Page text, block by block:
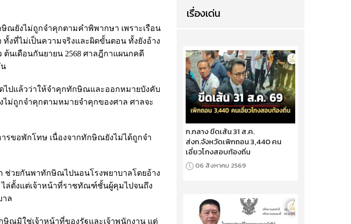
ณยังไม่ถูกจำคุกตามคำพิพากษา เพราะเรือน
งที่ไม่เป็นความจริงและผิดขั้นตอน ทั้งยังอ้าง
นเดือนกันยายน 2568 ศาลฎีกาแผนกคดี
ไปแล้วว่าให้จำคุกทักษิณและออกหมายบังคับ
ม่ถูกจำคุกตามหมายจำคุกของศาล ศาลจะ
รขอพักโทษ เนื่องจากทักษิณยังไม่ได้ถูกจำ
ช่วยกันพาทักษิณไปนอนโรงพยาบาลโดยอ้าง
ล่ตั้งแต่เจ้าหน้าที่ราชทัณฑ์ชั้นผู้คุมไปจนถึง
าล
ณมิใช่เจ้าหน้าที่ของรัฐและเจ้าพนักงาน แต่
เรื่องเด่น
ก.กลาง ขีดเส้น 31 ส.ค.
ส่งก.จังหวัดเพิกถอน 3,440 คน
เอี่ยวโกงสอบท้องถิ่น
06 สิงหาคม 2569